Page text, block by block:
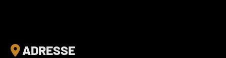
 ADRESSE